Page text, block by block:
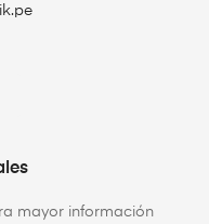
mayor información